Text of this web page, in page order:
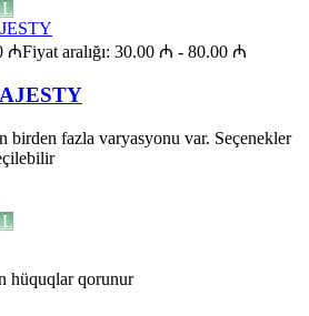
₼Fiyat aralığı: 30.00 ₼ - 80.00 ₼
birden fazla varyasyonu var. Seçenekler
hüquqlar qorunur